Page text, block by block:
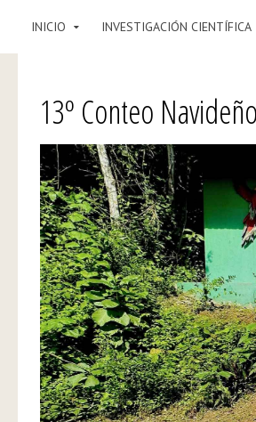
INICIO INVESTIGACIÓN CIENTÍFICA
13º Conteo